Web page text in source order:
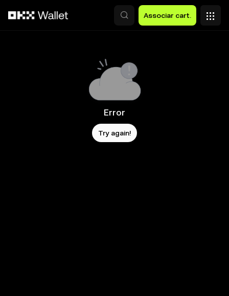
Associar cart.
Error
Try again!